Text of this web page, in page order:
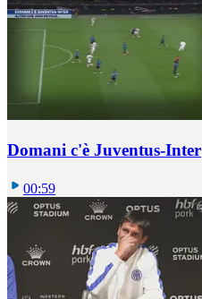
Domani c'è Juventus-Inter
00:59